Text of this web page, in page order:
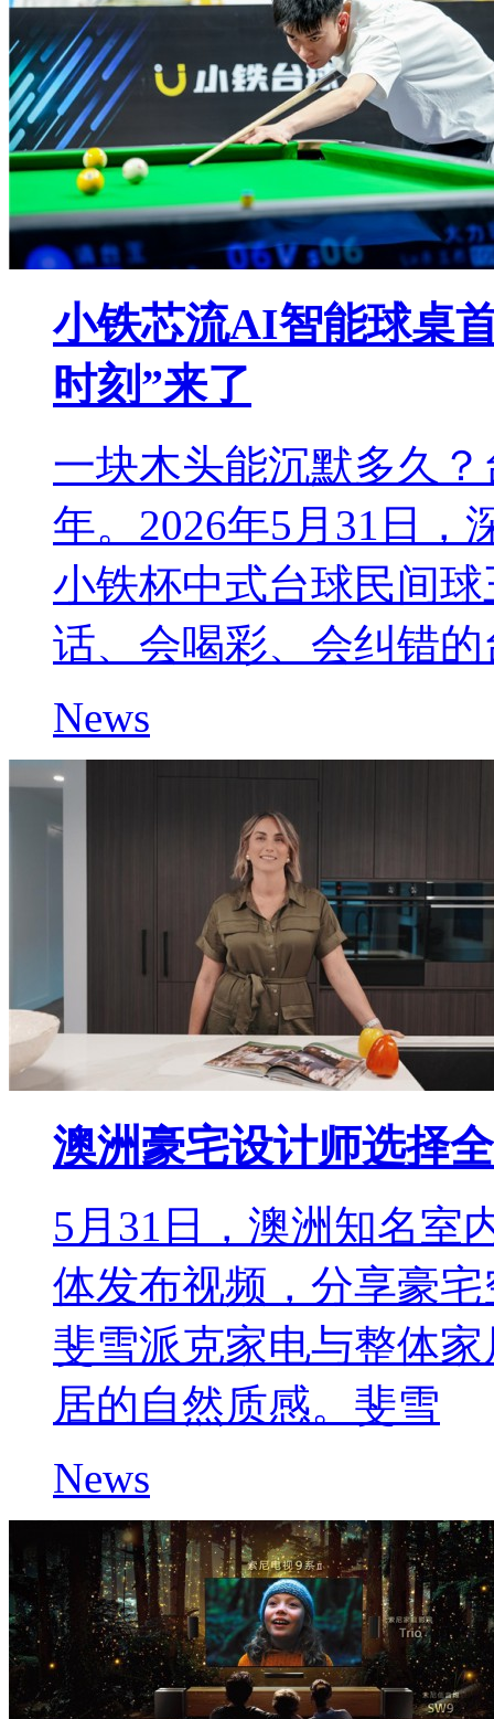
小铁芯流AI智能球桌
时刻”来了
一块木头能沉默多久
年。2026年5月31日，
小铁杯中式台球民间
话、会喝彩、会纠错的
News
澳洲豪宅设计师选择
5月31日，澳洲知名室
体发布视频，分享豪
斐雪派克家电与整体
居的自然质感。斐雪
News